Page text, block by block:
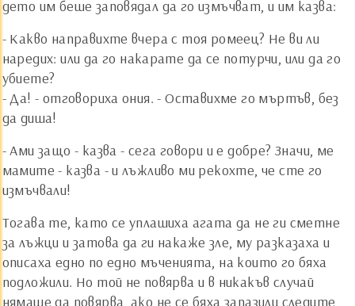
дето им беше заповядал да го измъчват, и им казва:
- Какво направихте вчера с тоя ромеец? Не ви ли
наредих: или да го накарате да се потурчи, или да го
убиете?
- Да! - отговориха ония. - Оставихме го мъртъв, без
да диша!
- Ами защо - казва - сега говори и е добре? Значи, ме
мамите - казва - и лъжливо ми рекохте, че сте го
измъчвали!
Тогава те, като се уплашиха агата да не ги сметне
за лъжци и затова да ги накаже зле, му разказаха и
описаха едно по едно мъченията, на които го бяха
подложили. Но той не повярва и в никакъв случай
нямаше да повярва, ако не се бяха запазили следите